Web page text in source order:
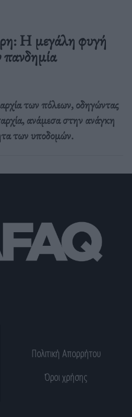
H μεγάλη φυγή
πανδημία
των πόλεων, οδηγώντας
ανάμεσα στην ανάγκη
των υποδομών.
Πολιτική Απορρήτου
Όροι χρήσης